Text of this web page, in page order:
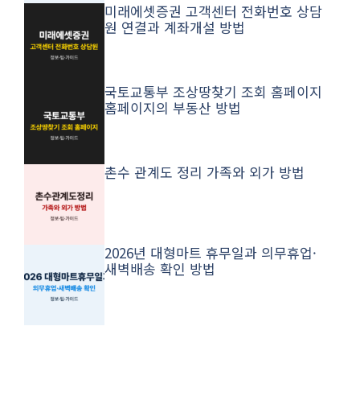
추천 포스팅
연마제 제거방법 스테인리스 스텐제품
와 프라이팬 방법
미래에셋증권 고객센터 전화번호 상담
국토교통부 조상땅찾기 조회 홈페이지
홈페이지의 부동산 방법